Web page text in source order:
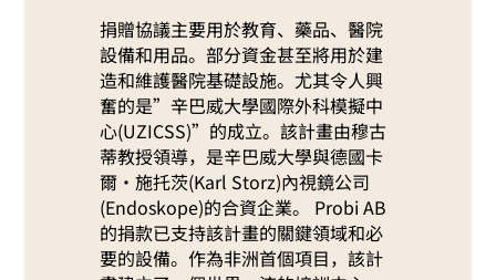
捐贈協議主要用於教育、藥品、醫院
設備和用品。部分資金甚至將用於建
造和維護醫院基礎設施。尤其令人興
奮的是”辛巴威大學國際外科模擬中
心(UZICSS)”的成立。該計畫由穆古
蒂教授領導，是辛巴威大學與德國卡
爾·施托茨(Karl Storz)內視鏡公司
(Endoskope)的合資企業。 Probi AB
的捐款已支持該計畫的關鍵領域和必
要的設備。作為非洲首個項目，該計